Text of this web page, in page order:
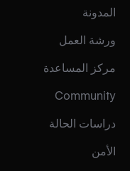
المدونة
ورشة العمل
مركز المساعدة
Community
دراسات الحالة
الأمن